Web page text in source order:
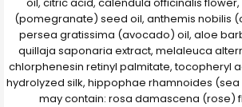
(pomegranate) seed oil, anthemis nobilis
persea gratissima (avocado) oil, aloe
quillaja saponaria extract, melaleuca
chlorphenesin retinyl palmitate, tocopheryl
hydrolyzed silk, hippophae rhamnoides
may contain: rosa damascena (rose)